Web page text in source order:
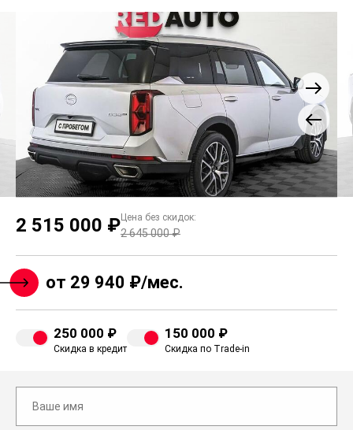
2 515 000 ₽Цена без скидок:
2 645 000 ₽
от 29 940 ₽/мес.
250 000 ₽
Скидка в кредит
150 000 ₽
Скидка по Trade-in